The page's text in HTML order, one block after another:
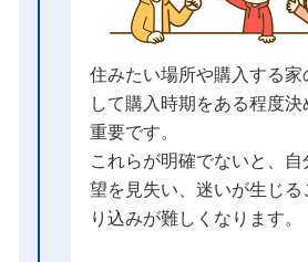
住みたい場所や購入する
して購入時期をある程度
重要です。
これらが明確でないと、
望を見失い、迷いが生じ
り込みが難しくなります。